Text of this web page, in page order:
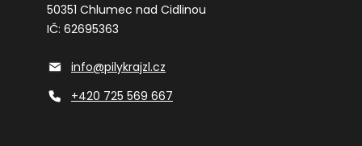
50351 Chlumec nad Cidlinou
IČ: 62695363
info@pilykrajzl.cz
+420 725 569 667